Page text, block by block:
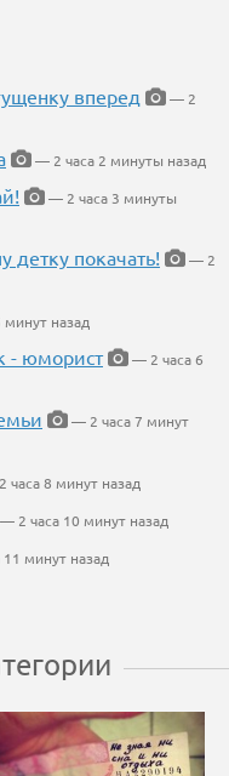
вперед
— 2
— 2 часа 2 минуты назад
— 2 часа 3 минуты
детку покачать!
— 2
назад
- юморист
— 2 часа 6
— 2 часа 7 минут
часа 8 минут назад
— 2 часа 10 минут назад
минут назад